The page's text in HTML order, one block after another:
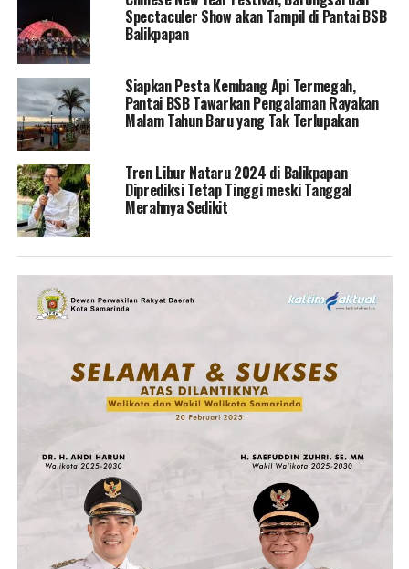
Spectaculer Show akan Tampil di Pantai BSB
Balikpapan
Siapkan Pesta Kembang Api Termegah,
Pantai BSB Tawarkan Pengalaman Rayakan
Malam Tahun Baru yang Tak Terlupakan
Tren Libur Nataru 2024 di Balikpapan
Diprediksi Tetap Tinggi meski Tanggal
Merahnya Sedikit